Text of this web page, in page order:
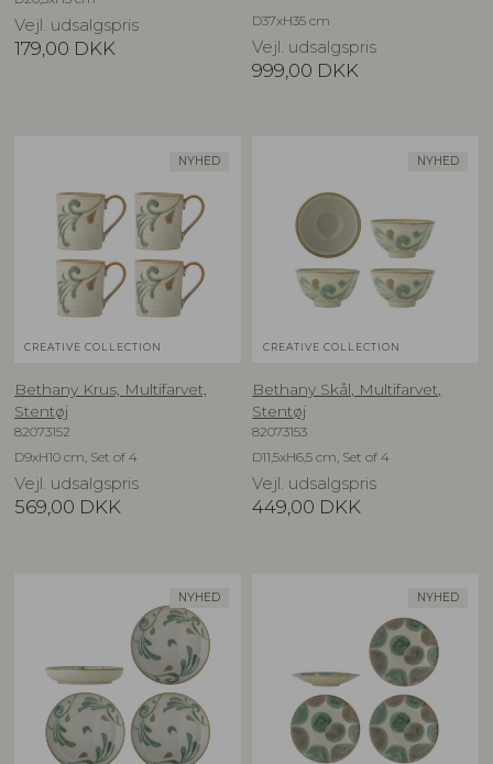
Vejl. udsalgspris
179,00 DKK
D37xH35 cm
Vejl. udsalgspris
999,00 DKK
NYHED
CREATIVE COLLECTION
Bethany Krus, Multifarvet,
Stentøj
82073152
D9xH10 cm, Set of 4
Vejl. udsalgspris
569,00 DKK
NYHED
CREATIVE COLLECTION
Bethany Skål, Multifarvet,
Stentøj
82073153
D11,5xH6,5 cm, Set of 4
Vejl. udsalgspris
449,00 DKK
NYHED NYHED